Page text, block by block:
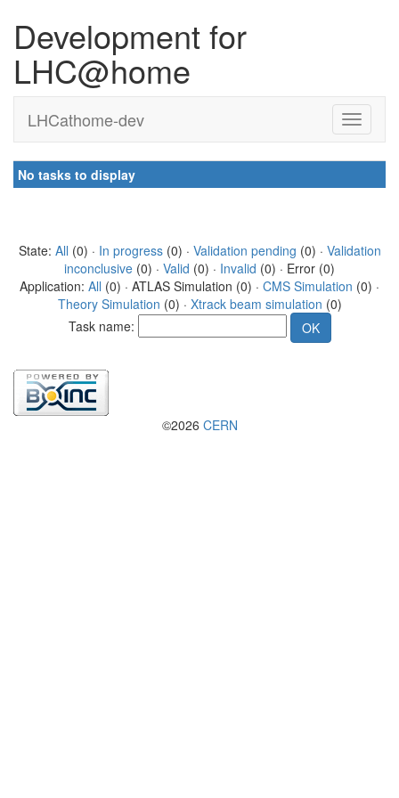
Development for
LHC@home
LHCathome-dev
No tasks to display
State: All (0) · In progress(0) · Validation pending (0) · Validation
inconclusive (0) · Valid (0) · Invalid (0) · Error (0)
Application: All (0) · ATLAS Simulation (0) · CMS Simulation (0) ·
Theory Simulation (0) · Xtrack beam simulation (0)
Task name:
©2026 CERN